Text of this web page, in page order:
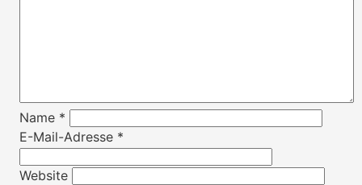
Name *
E-Mail-Adresse *
Website